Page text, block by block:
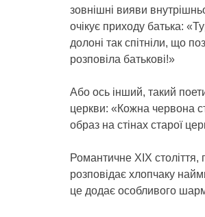
зовнішні вияви
очікує приходу батька:
долоні так спітніли, що
розповіла батькові!»
Або ось інший, такий
церкви: «Кожна червона
образ на стінах старої
Романтичне ХІХ століття,
розповідає хлопчаку
це додає особливого